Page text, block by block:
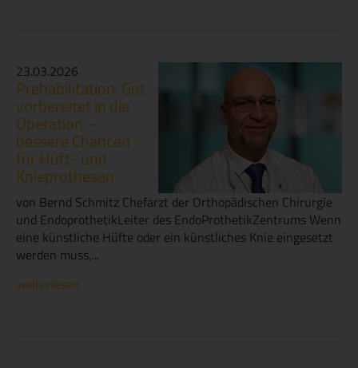
23.03.2026
Prehabilitation: Gut
vorbereitet in die
Operation –
bessere Chancen
für Hüft- und
Knieprothesen
von Bernd Schmitz Chefarzt der Orthopädischen Chirurgie
und EndoprothetikLeiter des EndoProthetikZentrums Wenn
eine künstliche Hüfte oder ein künstliches Knie eingesetzt
werden muss,...
weiterlesen